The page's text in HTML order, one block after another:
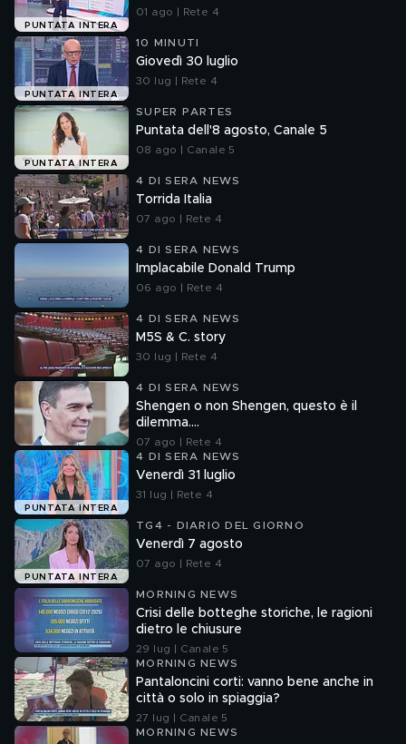
PUNTATA INTERA
01 ago | Rete 4
PUNTATA INTERA
10 MINUTI
Giovedì 30 luglio
30 lug | Rete 4
PUNTATA INTERA
SUPER PARTES
Puntata dell'8 agosto, Canale 5
08 ago | Canale 5
4 DI SERA NEWS
Torrida Italia
07 ago | Rete 4
4 DI SERA NEWS
Implacabile Donald Trump
06 ago | Rete 4
4 DI SERA NEWS
M5S & C. story
30 lug | Rete 4
4 DI SERA NEWS
Shengen o non Shengen, questo è il
dilemma....
07 ago | Rete 4
PUNTATA INTERA
4 DI SERA NEWS
Venerdì 31 luglio
31 lug | Rete 4
PUNTATA INTERA
TG4 - DIARIO DEL GIORNO
Venerdì 7 agosto
07 ago | Rete 4
MORNING NEWS
Crisi delle botteghe storiche, le ragioni
dietro le chiusure
29 lug | Canale 5
MORNING NEWS
Pantaloncini corti: vanno bene anche in
città o solo in spiaggia?
27 lug | Canale 5
MORNING NEWS